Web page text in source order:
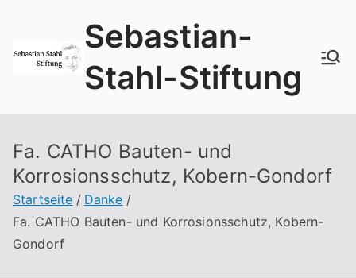
springen
Sebastian-
Stahl-Stiftung
Fa. CATHO Bauten- und
Korrosionsschutz, Kobern-Gondorf
Startseite
Danke
Fa. CATHO Bauten- und Korrosionsschutz, Kobern-
Gondorf